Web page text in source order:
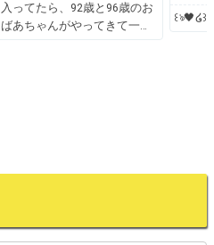
入ってたら、92歳と96歳のお
ばあちゃんがやってきて一
꒰ঌ🖤໒꒱